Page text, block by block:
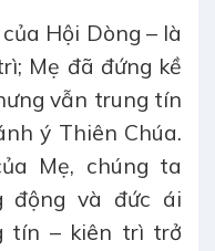
Hội Dòng – là
Mẹ đã đứng kề
vẫn trung tín
ý Thiên Chúa.
Mẹ, chúng ta
động và đức ái
tín – kiên trì trở